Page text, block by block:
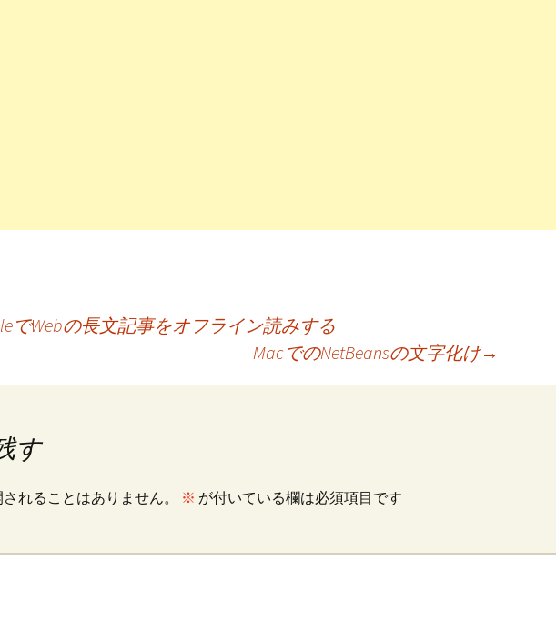
でWebの長文記事をオフライン読みする
MacでのNetBeansの文字化け→
す
れることはありません。 ※ が付いている欄は必須項目です